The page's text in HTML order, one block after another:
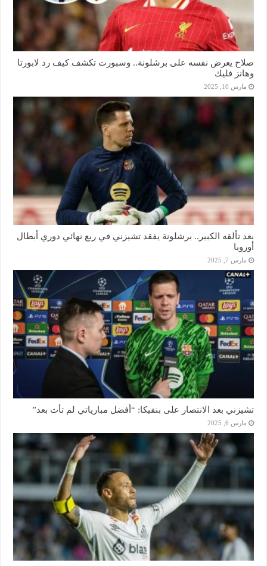
صلاح يعرض نفسه على برشلونة.. وسبورت تكشف كيف رد لابورتا
وهانز فليك
مارس 10, 2025
بعد تألقه الكبير.. برشلونة يفقد تشيزني في ربع نهائي دوري أبطال
أوروبا
مارس 7, 2025
تشيزني بعد الانتصار على بنفيكا: “أفضل مبارياتي لم تأت بعد”
مارس 6, 2025